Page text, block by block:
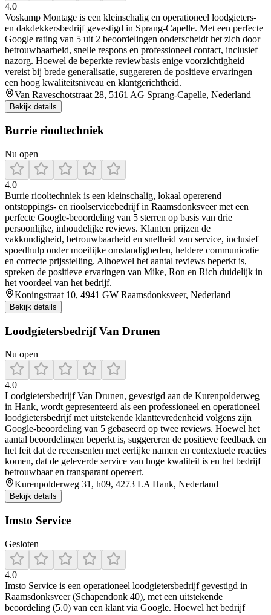
4.0
Voskamp Montage is een kleinschalig en operationeel loodgieters-
en dakdekkersbedrijf gevestigd in Sprang‑Capelle. Met een perfecte
Google rating van 5 uit 2 beoordelingen onderscheidt het zich door
betrouwbaarheid, snelle respons en professioneel contact, inclusief
nazorg. Hoewel de beperkte reviewbasis enige voorzichtigheid
vereist bij brede generalisatie, suggereren de positieve ervaringen
een hoog kwaliteitsniveau en klantgerichtheid.
Van Raveschotstraat 28, 5161 AG Sprang-Capelle, Nederland
Bekijk details
Burrie riooltechniek
Nu open
4.0
Burrie riooltechniek is een kleinschalig, lokaal opererend
ontstoppings- en rioolservicebedrijf in Raamsdonksveer met een
perfecte Google-beoordeling van 5 sterren op basis van drie
persoonlijke, inhoudelijke reviews. Klanten prijzen de
vakkundigheid, betrouwbaarheid en snelheid van service, inclusief
spoedhulp onder moeilijke omstandigheden, heldere communicatie
en correcte prijsstelling. Alhoewel het aantal reviews beperkt is,
spreken de positieve ervaringen van Mike, Ron en Rich duidelijk in
het voordeel van het bedrijf.
Koningstraat 10, 4941 GW Raamsdonksveer, Nederland
Bekijk details
Loodgietersbedrijf Van Drunen
Nu open
4.0
Loodgietersbedrijf Van Drunen, gevestigd aan de Kurenpolderweg
in Hank, wordt gepresenteerd als een professioneel en operationeel
loodgietersbedrijf met uitstekende klanttevredenheid volgens zijn
Google-beoordeling van 5 gebaseerd op twee reviews. Hoewel het
aantal beoordelingen beperkt is, suggereren de positieve feedback en
het feit dat de recensenten met eerlijke namen en contextuele reacties
komen, dat de geleverde service van hoge kwaliteit is en het bedrijf
betrouwbaar en transparant opereert.
Kurenpolderweg 31, h09, 4273 LA Hank, Nederland
Bekijk details
Imsto Service
Gesloten
4.0
Imsto Service is een operationeel loodgietersbedrijf gevestigd in
Raamsdonksveer (Schapendonk 40), met een uitstekende
beoordeling (5.0) van een klant via Google. Hoewel het bedrijf